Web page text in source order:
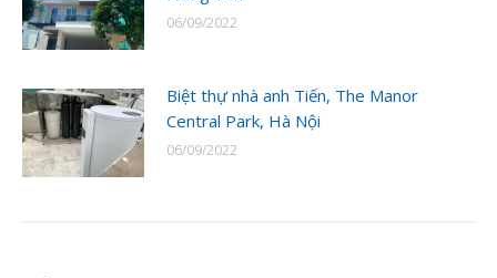
06/09/2022
Biệt thự nhà anh Tiến, The Manor
Central Park, Hà Nội
06/09/2022